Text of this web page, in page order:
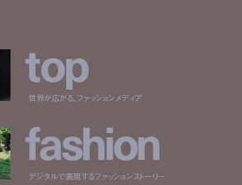
top
世界が広がる、ファッションメディア
fashion
デジタルで表現するファッションストーリー